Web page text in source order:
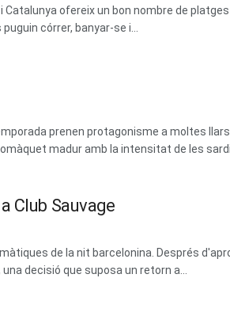
ofereix un bon nombre de
córrer, banyar-se i...
prenen protagonisme a moltes
madur amb la intensitat de les
Club Sauvage
de la nit barcelonina. Després
decisió que suposa un retorn a...